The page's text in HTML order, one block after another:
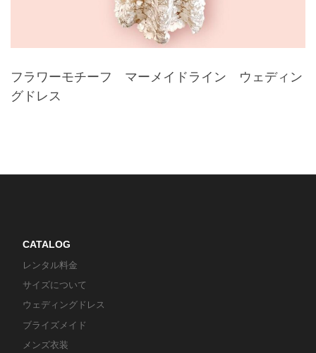
フラワーモチーフ マーメイドライン ウェディン
グドレス
CATALOG
レンタル料金
サイズについて
ウェディングドレス
ブライズメイド
メンズ衣装